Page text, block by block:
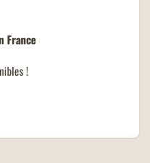
France
!